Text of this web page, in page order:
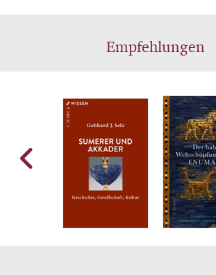
Empfehlungen